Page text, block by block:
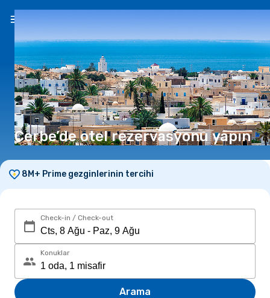
Cerbe’de otel rezervasyonu yapın
8M+ Prime gezginlerinin tercihi
Check-in / Check-out
Konuklar
Arama